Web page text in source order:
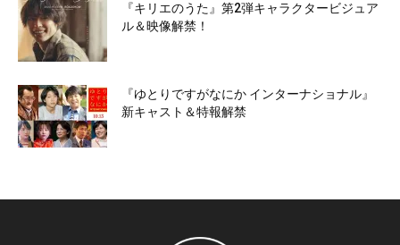
『キリエのうた』第2弾キャラクタービジュア
ル＆映像解禁！
『ゆとりですがなにか インターナショナル』
新キャスト＆特報解禁